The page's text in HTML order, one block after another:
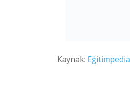
Kaynak: Eğitimpedia